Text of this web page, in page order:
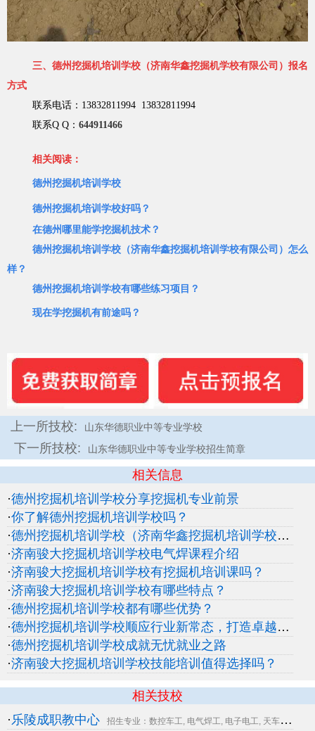
三、德州挖掘机培训学校（济南华鑫挖掘机学校有限公司） 报名
方式
联系电话：13832811994 13832811994
联系Q Q： 644911466
相关阅读：
德州挖掘机培训学校
德州挖掘机培训学校好吗？
在德州哪里能学挖掘机技术？
德州挖掘机培训学校（济南华鑫挖掘机培训学校有限公司）怎么
样？
德州挖掘机培训学校有哪些练习项目？
现在学挖掘机有前途吗？
上一所技校: 山东华德职业中等专业学校
下一所技校: 山东华德职业中等专业学校招生简章
相关信息
·德州挖掘机培训学校分享挖掘机专业前景
·你了解德州挖掘机培训学校吗？
·德州挖掘机培训学校（济南华鑫挖掘机培训学校有限公司）有哪些优势？
·济南骏大挖掘机培训学校电气焊课程介绍
·济南骏大挖掘机培训学校有挖掘机培训课吗？
·济南骏大挖掘机培训学校有哪些特点？
·德州挖掘机培训学校都有哪些优势？
·德州挖掘机培训学校顺应行业新常态，打造卓越技能人才
·德州挖掘机培训学校成就无忧就业之路
·济南骏大挖掘机培训学校技能培训值得选择吗？
相关技校
· 乐陵成职教中心 招生专业：数控车工, 电气焊工, 电子电工, 天车..